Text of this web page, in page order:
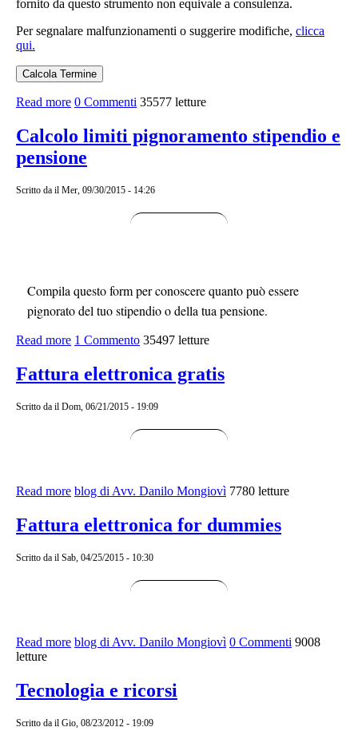
fornito da questo strumento non equivale a consulenza.
Per segnalare malfunzionamenti o suggerire modifiche, clicca
qui.
Read more about Calcolo Termini
0 Commenti 35577 letture
Calcolo limiti pignoramento stipendio e
pensione
Scritto da il Mer, 09/30/2015 - 14:26
Compila questo form per conoscere quanto può essere
pignorato del tuo stipendio o della tua pensione.
Read more about Calcolo limiti pignoramento stipendio e pensione
1 Commento 35497 letture
Fattura elettronica gratis
Scritto da il Dom, 06/21/2015 - 19:09
Read more about Fattura elettronica gratis
blog di Avv. Danilo Mongiovì 7780 letture
Fattura elettronica for dummies
Scritto da il Sab, 04/25/2015 - 10:30
Read more about Fattura elettronica for dummies
blog di Avv. Danilo Mongiovì 0 Commenti 9008
letture
Tecnologia e ricorsi
Scritto da il Gio, 08/23/2012 - 19:09